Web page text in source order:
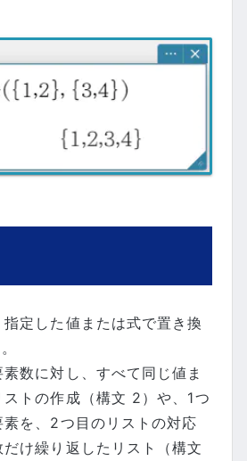
定した値または式で置き換
数に対し、すべて同じ値ま
トの作成（構文 2）や、1つ
を、2つ目のリストの対応
け繰り返したリスト（構文